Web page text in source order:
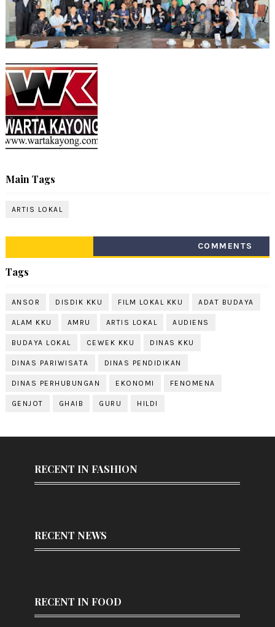
Main Tags
ARTIS LOKAL
COMMENTS
Tags
ANSOR DISDIK KKU FILM LOKAL KKU ADAT BUDAYA
ALAM KKU AMRU ARTIS LOKAL AUDIENS
BUDAYA LOKAL CEWEK KKU DINAS KKU
DINAS PARIWISATA DINAS PENDIDIKAN
DINAS PERHUBUNGAN EKONOMI FENOMENA
GENJOT GHAIB GURU HILDI
RECENT IN FASHION
RECENT NEWS
RECENT IN FOOD